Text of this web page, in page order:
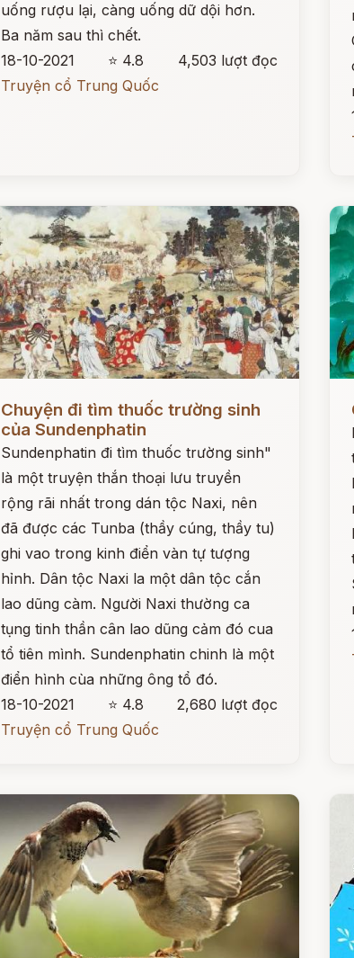
uống rượu lại, càng uống dữ dội hơn.
Ba năm sau thì chết.
18-10-2021
⭐ 4.8
4,503 lượt đọc
Truyện cổ Trung Quốc
Chuyện đi tìm thuốc trường sinh
của Sundenphatin
Sundenphatin đi tìm thuốc trường sinh"
là một truyện thắn thoại lưu truyền
rộng rãi nhất trong dán tộc Naxi, nên
đã được các Tunba (thầy cúng, thầy tu)
ghi vao trong kinh điển vàn tự tượng
hỉnh. Dân tộc Naxi la một dân tộc cắn
lao dũng càm. Người Naxi thường ca
tụng tinh thần cân lao dũng cảm đó cua
tổ tiên mình. Sundenphatin chinh là một
điển hình cùa những ông tổ đó.
18-10-2021
⭐ 4.8
2,680 lượt đọc
Truyện cổ Trung Quốc